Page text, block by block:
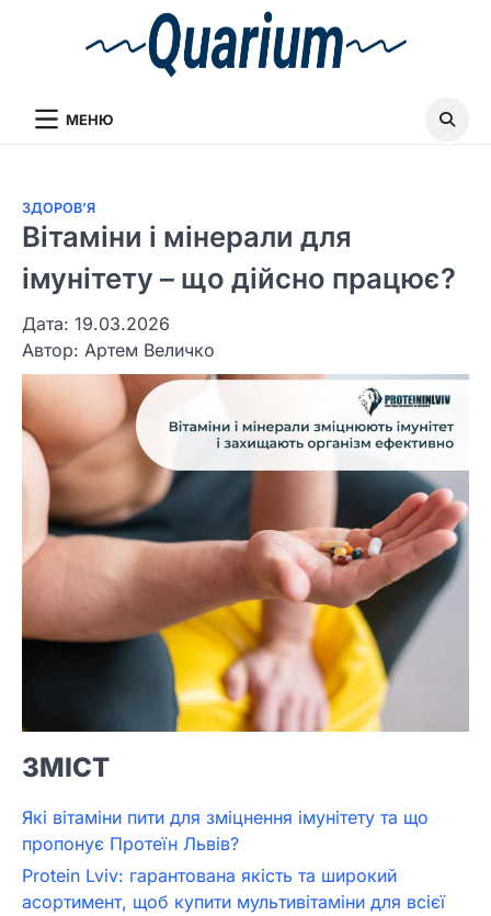
МЕНЮ
ЗДОРОВʼЯ
Вітаміни і мінерали для
імунітету – що дійсно працює?
Дата: 19.03.2026
Автор: Артем Величко
ЗМІСТ
Які вітаміни пити для зміцнення імунітету та що
пропонує Протеїн Львів?
Protein Lviv: гарантована якість та широкий
асортимент, щоб купити мультивітаміни для всієї